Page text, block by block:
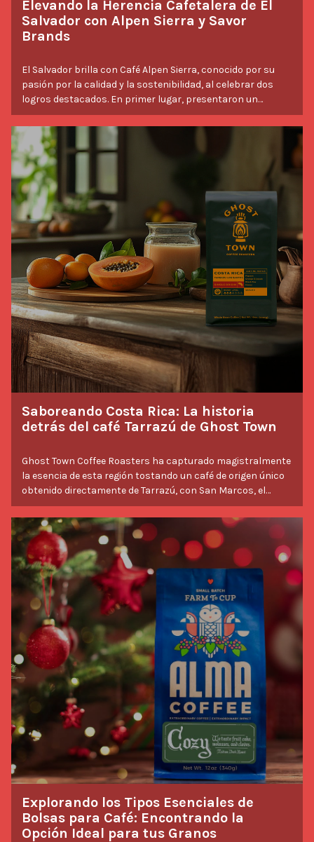
Elevando la Herencia Cafetalera de El
Salvador con Alpen Sierra y Savor
Brands
El Salvador brilla con Café Alpen Sierra, conocido por su
pasión por la calidad y la sostenibilidad, al celebrar dos
logros destacados. En primer lugar, presentaron un
rediseño moderno y elegante de sus bolsas de café,
reflejando su compromiso de evolucionar sin perder sus
raíces. En segundo lugar, lanzaron su primer Café de
Relación de Comercio Directo (DTRC), destacando un
microlote exclusivo proveniente de Café L’Etranger en El
Salvador. Este café extraordinario representa no solo una
artesanía excepcional, sino también una dedicación al
comercio justo y a colaboraciones significativas.
Industry News
Saboreando Costa Rica: La historia
detrás del café Tarrazú de Ghost Town
Ghost Town Coffee Roasters ha capturado magistralmente
la esencia de esta región tostando un café de origen único
obtenido directamente de Tarrazú, con San Marcos, el
santo patrono de la ciudad, cuidando su recorrido. En
colaboración con Savor Brands, han empaquetado este
tesoro costarricense para llevarlo directamente a tu mesa,
donde te esperan sus sabores brillantes y su perfil único.
Saborear historias
Explorando los Tipos Esenciales de
Bolsas para Café: Encontrando la
Opción Ideal para tus Granos